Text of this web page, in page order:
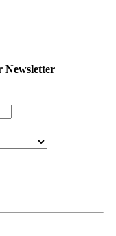
Newsletter